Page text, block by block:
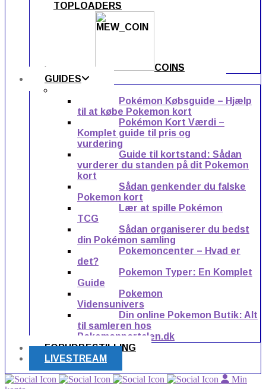
TOPLOADERS
COINS
GUIDES
Pokémon Købsguide – Hjælp
til at købe Pokemon kort
Pokémon Kort Værdi –
Komplet guide til pris og
vurdering
Guide til kortstand: Sådan
vurderer du standen på dit Pokemon
kort
Sådan genkender du falske
Pokemon kort
Lær at spille Pokémon
TCG
Sådan organiserer du bedst
din Pokémon samling
Pokemoncenter – Hvad er
det?
Pokemon Typer: En Komplet
Guide
Pokemon
Vidensunivers
Din online Pokemon Butik: Alt
til samleren hos
Pokemonportalen.dk
FORUDBESTILLING
LIVESTREAM
Min